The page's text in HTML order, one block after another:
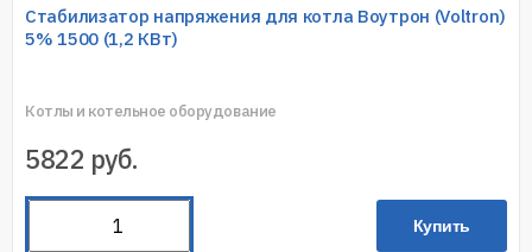
Стабилизатор напряжения для котла Воутрон (Voltron)
5% 1500 (1,2 КВт)
Котлы и котельное оборудование
5822 руб.
Купить